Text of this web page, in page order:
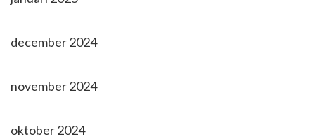
december 2024
november 2024
oktober 2024